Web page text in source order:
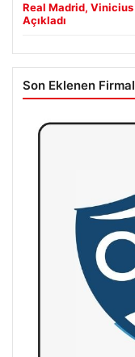
Real Madrid,
Açıkladı
Son Eklenen